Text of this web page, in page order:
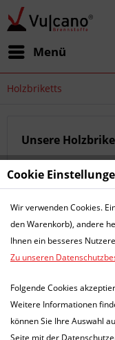
Menü
Holzbriketts
Unsere
Filtern
Hotline
Informationen
Newsletter
Cookie
Wir verwenden Cookies.
den Warenkorb), andere
Ihnen ein besseres
Zu unseren
Folgende Cookies
Weitere Informationen
können Sie Ihre Auswahl
Seite mit der